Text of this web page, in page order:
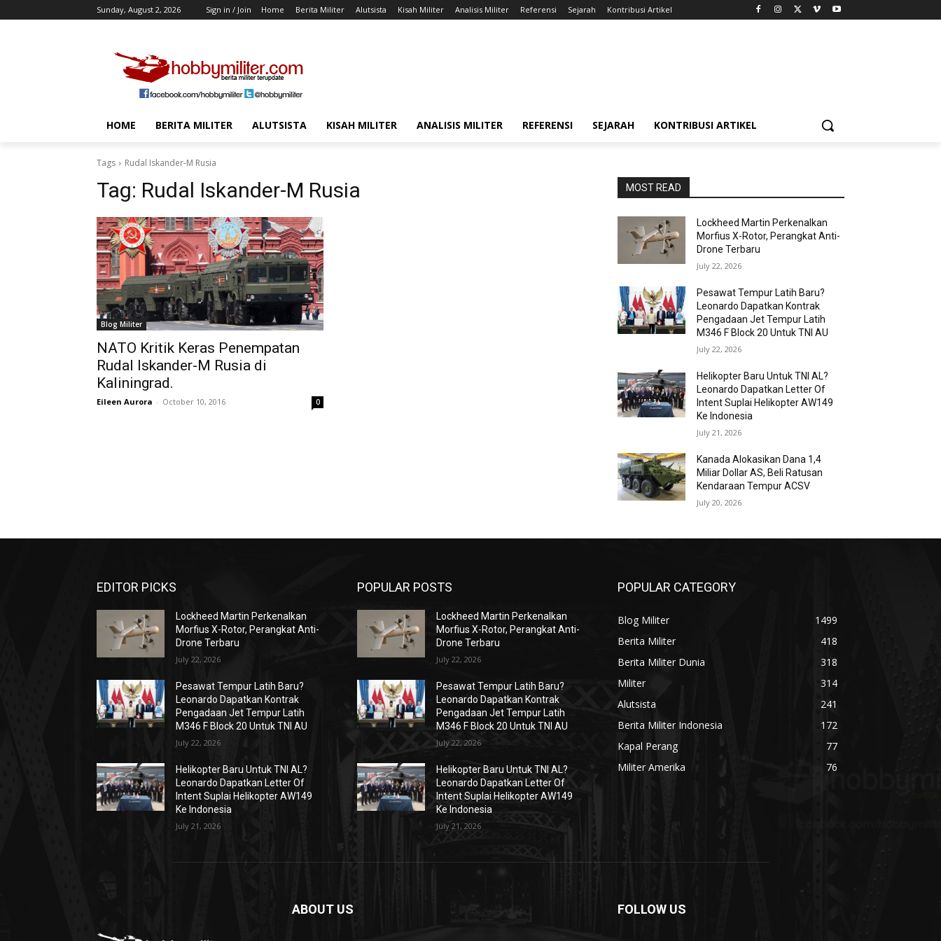
Sunday, August 2, 2026 Sign in / Join Home Berita Militer Alutsista Kisah Militer Analisis Militer Referensi Sejarah Kontribusi Artikel
HOME BERITA MILITER ALUTSISTA KISAH MILITER ANALISIS MILITER REFERENSI SEJARAH KONTRIBUSI ARTIKEL
Tags Rudal Iskander-M Rusia
Tag: Rudal Iskander-M Rusia
Blog Militer
NATO Kritik Keras Penempatan
Rudal Iskander-M Rusia di
Kaliningrad.
Eileen Aurora - October 10, 2016 0
MOST READ
Lockheed Martin Perkenalkan
Morfius X-Rotor, Perangkat Anti-
Drone Terbaru
July 22, 2026
Pesawat Tempur Latih Baru?
Leonardo Dapatkan Kontrak
Pengadaan Jet Tempur Latih
M346 F Block 20 Untuk TNI AU
July 22, 2026
Helikopter Baru Untuk TNI AL?
Leonardo Dapatkan Letter Of
Intent Suplai Helikopter AW149
Ke Indonesia
July 21, 2026
Kanada Alokasikan Dana 1,4
Miliar Dollar AS, Beli Ratusan
Kendaraan Tempur ACSV
July 20, 2026
EDITOR PICKS
Lockheed Martin Perkenalkan
Morfius X-Rotor, Perangkat Anti-
Drone Terbaru
July 22, 2026
Pesawat Tempur Latih Baru?
Leonardo Dapatkan Kontrak
Pengadaan Jet Tempur Latih
M346 F Block 20 Untuk TNI AU
July 22, 2026
Helikopter Baru Untuk TNI AL?
Leonardo Dapatkan Letter Of
Intent Suplai Helikopter AW149
Ke Indonesia
July 21, 2026
POPULAR POSTS
Lockheed Martin Perkenalkan
Morfius X-Rotor, Perangkat Anti-
Drone Terbaru
July 22, 2026
Pesawat Tempur Latih Baru?
Leonardo Dapatkan Kontrak
Pengadaan Jet Tempur Latih
M346 F Block 20 Untuk TNI AU
July 22, 2026
Helikopter Baru Untuk TNI AL?
Leonardo Dapatkan Letter Of
Intent Suplai Helikopter AW149
Ke Indonesia
July 21, 2026
POPULAR CATEGORY
Blog Militer
1499
Berita Militer
418
Berita Militer Dunia
318
Militer
314
Alutsista
241
Berita Militer Indonesia
172
Kapal Perang
77
Militer Amerika
76
ABOUT US FOLLOW US